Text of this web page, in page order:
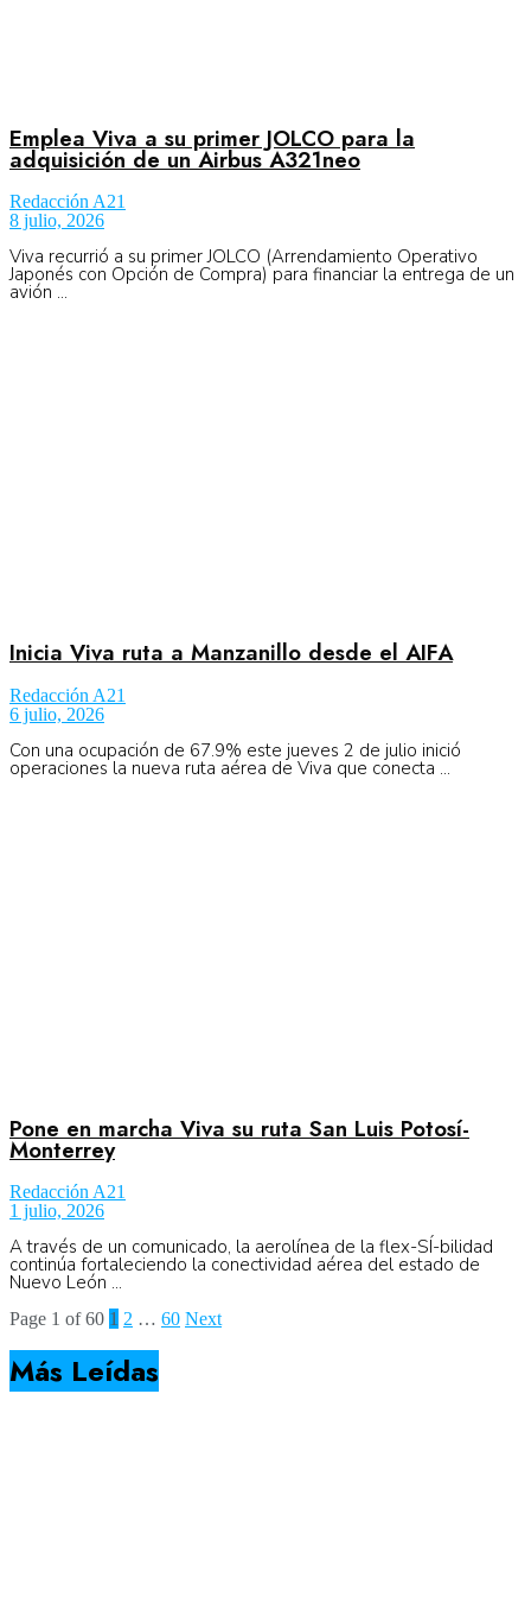
Emplea Viva a su primer JOLCO para la
adquisición de un Airbus A321neo
Redacción A21
8 julio, 2026
Viva recurrió a su primer JOLCO (Arrendamiento Operativo
Japonés con Opción de Compra) para financiar la entrega de un
avión ...
Inicia Viva ruta a Manzanillo desde el AIFA
Redacción A21
6 julio, 2026
Con una ocupación de 67.9% este jueves 2 de julio inició
operaciones la nueva ruta aérea de Viva que conecta ...
Pone en marcha Viva su ruta San Luis Potosí-
Monterrey
Redacción A21
1 julio, 2026
A través de un comunicado, la aerolínea de la flex-SÍ-bilidad
continúa fortaleciendo la conectividad aérea del estado de
Nuevo León ...
Page 1 of 60 1 2 … 60 Next
Más Leídas